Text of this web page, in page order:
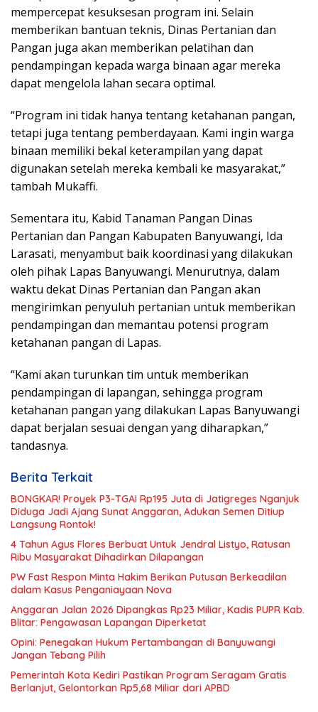
mempercepat kesuksesan program ini. Selain
memberikan bantuan teknis, Dinas Pertanian dan
Pangan juga akan memberikan pelatihan dan
pendampingan kepada warga binaan agar mereka
dapat mengelola lahan secara optimal.
“Program ini tidak hanya tentang ketahanan pangan,
tetapi juga tentang pemberdayaan. Kami ingin warga
binaan memiliki bekal keterampilan yang dapat
digunakan setelah mereka kembali ke masyarakat,”
tambah Mukaffi.
Sementara itu, Kabid Tanaman Pangan Dinas
Pertanian dan Pangan Kabupaten Banyuwangi, Ida
Larasati, menyambut baik koordinasi yang dilakukan
oleh pihak Lapas Banyuwangi. Menurutnya, dalam
waktu dekat Dinas Pertanian dan Pangan akan
mengirimkan penyuluh pertanian untuk memberikan
pendampingan dan memantau potensi program
ketahanan pangan di Lapas.
“Kami akan turunkan tim untuk memberikan
pendampingan di lapangan, sehingga program
ketahanan pangan yang dilakukan Lapas Banyuwangi
dapat berjalan sesuai dengan yang diharapkan,”
tandasnya.
Berita Terkait
BONGKAR! Proyek P3-TGAI Rp195 Juta di Jatigreges Nganjuk
Diduga Jadi Ajang Sunat Anggaran, Adukan Semen Ditiup
Langsung Rontok!
4 Tahun Agus Flores Berbuat Untuk Jendral Listyo, Ratusan
Ribu Masyarakat Dihadirkan Dilapangan
PW Fast Respon Minta Hakim Berikan Putusan Berkeadilan
dalam Kasus Penganiayaan Nova
Anggaran Jalan 2026 Dipangkas Rp23 Miliar, Kadis PUPR Kab.
Blitar: Pengawasan Lapangan Diperketat
Opini: Penegakan Hukum Pertambangan di Banyuwangi
Jangan Tebang Pilih
Pemerintah Kota Kediri Pastikan Program Seragam Gratis
Berlanjut, Gelontorkan Rp5,68 Miliar dari APBD